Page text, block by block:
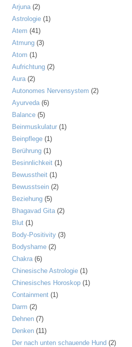
Arjuna(2)
Astrologie (1)
Atem (41)
Atmung (3)
Atom (1)
Aufrichtung (2)
Aura(2)
Autonomes Nervensystem (2)
Ayurveda(6)
Balance (5)
Beinmuskulatur (1)
Beinpflege (1)
Berührung (1)
Besinnlichkeit (1)
Bewusstheit (1)
Bewusstsein (2)
Beziehung (5)
Bhagavad Gita(2)
Blut (1)
Body-Positivity (3)
Bodyshame (2)
Chakra(6)
Chinesische Astrologie (1)
Chinesisches Horoskop (1)
Containment (1)
Darm (2)
Dehnen (7)
Denken (11)
Der nach unten schauende Hund (2)